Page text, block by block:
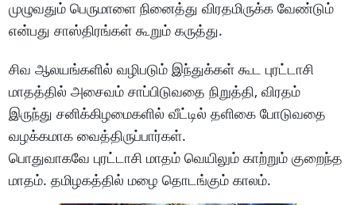
முழுவதும் பெருமாளை நினைத்து விரதமிருக்க வேண்டும்
என்பது சாஸ்திரங்கள் கூறும் கருத்து.
சிவ ஆலயங்களில் வழிபடும் இந்துக்கள் கூட புரட்டாசி
மாதத்தில் அசைவம் சாப்பிடுவதை நிறுத்தி, விரதம்
இருந்து சனிக்கிழமைகளில் வீட்டில் தளிகை போடுவதை
வழக்கமாக வைத்திருப்பார்கள்.
பொதுவாகவே புரட்டாசி மாதம் வெயிலும் காற்றும் குறைந்த
மாதம். தமிழகத்தில் மழை தொடங்கும் காலம்.